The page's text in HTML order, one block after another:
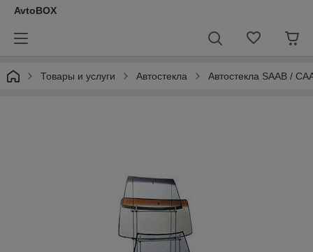
AvtoBOX
Товары и услуги Автостекла Автостекла SAAB /